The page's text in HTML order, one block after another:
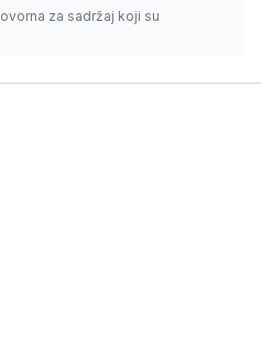
za sadržaj koji su